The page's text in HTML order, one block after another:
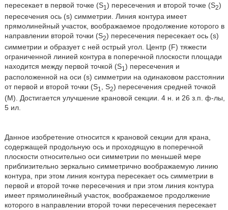
пересекает в первой точке (S1 ) пересечения и второй точке (S2)
пересечения ось (s) симметрии. Линия контура имеет
прямолинейный участок, воображаемое продолжение которого в
направлении второй точки (S2) пересечения пересекает ось (s)
симметрии и образует с ней острый угол. Центр (F) тяжести
ограниченной линией контура в поперечной плоскости площади
находится между первой точкой (S1 ) пересечения и
расположенной на оси (s) симметрии на одинаковом расстоянии
от первой и второй точки (S1 , S2) пересечения средней точкой
(M). Достигается улучшение крановой секции. 4 н. и 26 з.п. ф-лы,
5 ил.
Данное изобретение относится к крановой секции для крана,
содержащей продольную ось и проходящую в поперечной
плоскости относительно оси симметрии по меньшей мере
приблизительно зеркально симметрично воображаемую линию
контура, при этом линия контура пересекает ось симметрии в
первой и второй точке пересечения и при этом линия контура
имеет прямолинейный участок, воображаемое продолжение
которого в направлении второй точки пересечения пересекает